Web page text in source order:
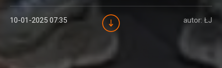
10-01-2025 07:35 autor: ŁJ